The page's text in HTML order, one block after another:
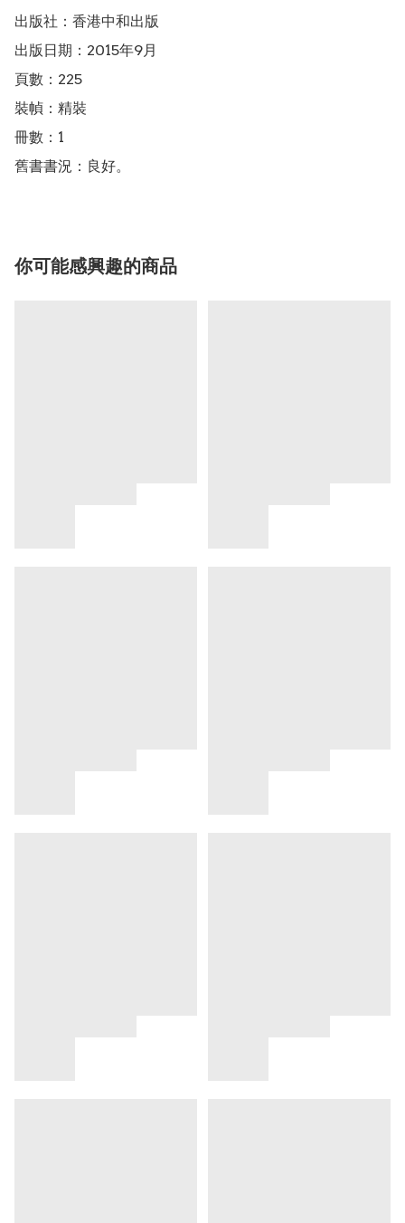
出版社：香港中和出版
出版日期：2015年9月
頁數：225
裝幀：精裝
冊數：1
舊書書況：良好。
你可能感興趣的商品